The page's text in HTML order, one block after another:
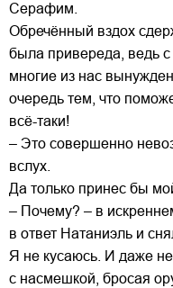
Серафим.
Обречённый вздох
была привереда, ведь
многие из нас
очередь тем, что
всё-таки!
– Это совершенно
вслух.
Да только принес бы
– Почему? – в
в ответ Натаниэль и
Я не кусаюсь. И даже
с насмешкой, бросая